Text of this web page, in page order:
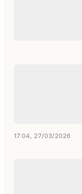
17:04, 27/03/2026